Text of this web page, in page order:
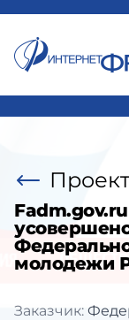
молодежи
Заказчик: